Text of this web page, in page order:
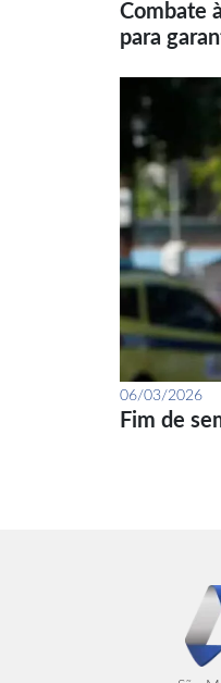
Combate
para
06/03/2026
Fim de